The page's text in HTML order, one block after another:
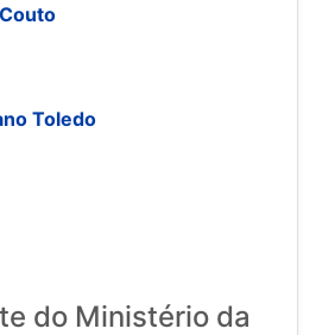
Toledo
do Ministério da